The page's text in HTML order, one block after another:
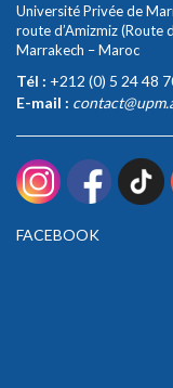
Université Privée de
route d’Amizmiz (Route
Marrakech – Maroc
Tél : +212 (0) 5 24 48
E-mail :
FACEBOOK